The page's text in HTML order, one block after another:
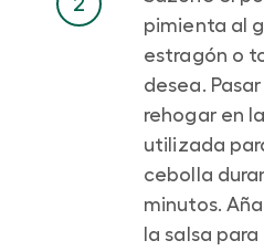
pimienta al
estragón o
desea.
rehogar en
utilizada
cebolla
minutos.
la salsa